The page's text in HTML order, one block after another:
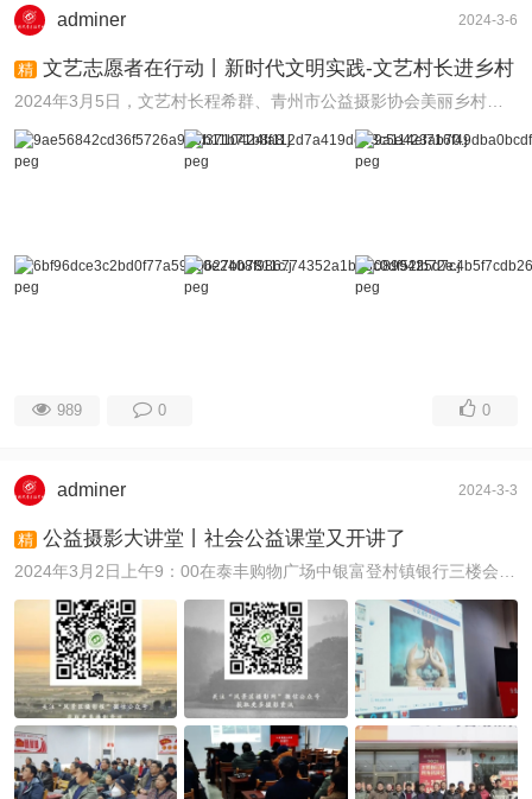
adminer 2024-3-6
精 文艺志愿者在行动丨新时代文明实践-文艺村长进乡村
989 0 0
adminer 2024-3-3
精 公益摄影大讲堂丨社会公益课堂又开讲了